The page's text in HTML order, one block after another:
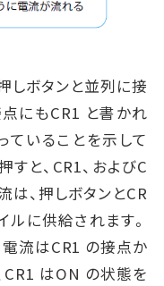
しボタンと並列に接
にもCR1 と書かれ
ていることを示して
すと、CR1、およびC
、押しボタンとCR
に供給されます。
電流はCR1 の接点か
CR1 はON の状態を